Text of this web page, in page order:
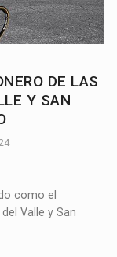
DE LAS
Y SAN
como el
Valle y San